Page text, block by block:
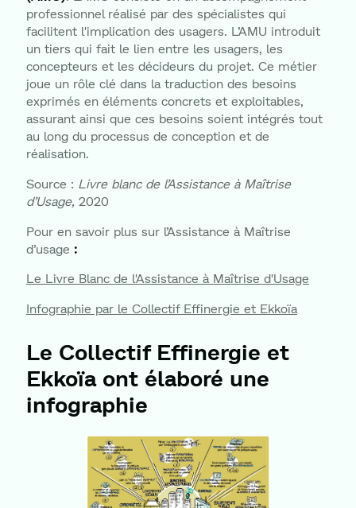
professionnel réalisé par des spécialistes qui
facilitent l'implication des usagers. L’AMU introduit
un tiers qui fait le lien entre les usagers, les
concepteurs et les décideurs du projet. Ce métier
joue un rôle clé dans la traduction des besoins
exprimés en éléments concrets et exploitables,
assurant ainsi que ces besoins soient intégrés tout
au long du processus de conception et de
réalisation.
Source : Livre blanc de l’Assistance à Maîtrise
d’Usage, 2020
Pour en savoir plus sur l’Assistance à Maîtrise
d’usage :
Le Livre Blanc de l'Assistance à Maîtrise d'Usage
Infographie par le Collectif Effinergie et Ekkoïa
Le Collectif Effinergie et
Ekkoïa ont élaboré une
infographie